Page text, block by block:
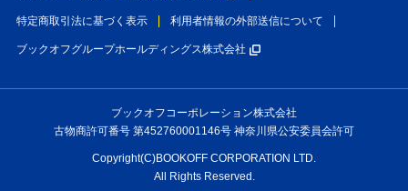
特定商取引法に基づく表示 利用者情報の外部送信について
ブックオフグループホールディングス株式会社
ブックオフコーポレーション株式会社
古物商許可番号 第452760001146号 神奈川県公安委員会許可
Copyright(C)BOOKOFF CORPORATION LTD.
All Rights Reserved.